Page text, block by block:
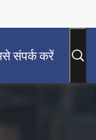
संपर्क करें